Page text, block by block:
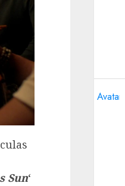
Sun‘
Avatar